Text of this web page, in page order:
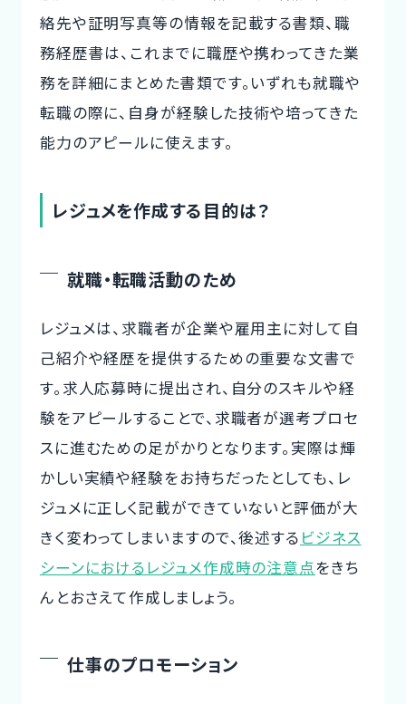
絡先や証明写真等の情報を記載する書類、職
務経歴書は、これまでに職歴や携わってきた業
務を詳細にまとめた書類です。いずれも就職や
転職の際に、自身が経験した技術や培ってきた
能力のアピールに使えます。
レジュメを作成する目的は？
就職・転職活動のため
レジュメは、求職者が企業や雇用主に対して自
己紹介や経歴を提供するための重要な文書で
す。求人応募時に提出され、自分のスキルや経
験をアピールすることで、求職者が選考プロセ
スに進むための足がかりとなります。実際は輝
かしい実績や経験をお持ちだったとしても、レ
ジュメに正しく記載ができていないと評価が大
きく変わってしまいますので、後述する ビジネス
シーンにおけるレジュメ作成時の注意点をきち
んとおさえて作成しましょう。
仕事のプロモーション